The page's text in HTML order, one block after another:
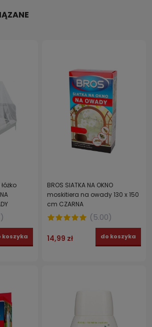
)
koszyka
BROS SIATKA NA OKNO
moskitiera na owady 130 x 150
cm CZARNA
(5.00)
14,99 zł do koszyka